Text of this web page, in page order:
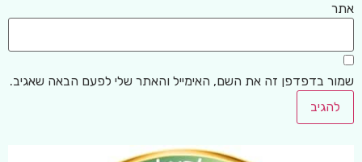
אתר
שמור בדפדפן זה את השם, האימייל והאתר שלי לפעם הבאה שאגיב.